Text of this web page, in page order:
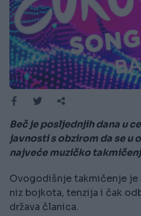
Beč je posljednjih dana u
javnosti s obzirom da se u
najveće muzičko
Ovogodišnje takmičenje
niz bojkota, tenzija i čak
država članica.